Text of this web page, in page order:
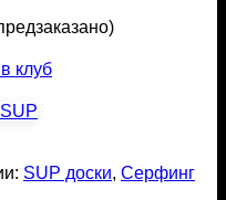
SUP доски, Серфинг